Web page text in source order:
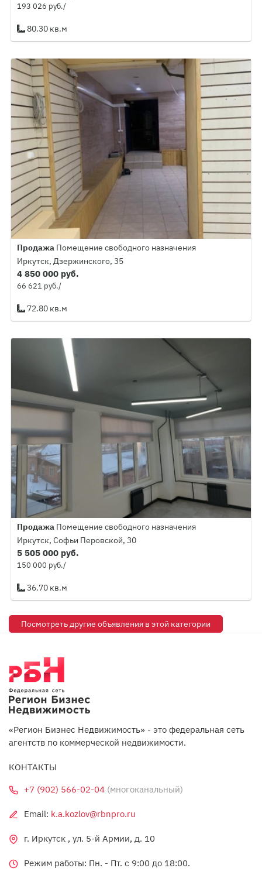
193 026 руб./
80.30 кв.м
Продажа Помещение свободного назначения
Иркутск, Дзержинского, 35
4 850 000 руб.
66 621 руб./
72.80 кв.м
Продажа Помещение свободного назначения
Иркутск, Софьи Перовской, 30
5 505 000 руб.
150 000 руб./
36.70 кв.м
Посмотреть другие объявления в этой категории
«Регион Бизнес Недвижимость» - это федеральная сеть
агентств по коммерческой недвижимости.
КОНТАКТЫ
+7 (902) 566-02-04 (многоканальный)
Email: k.a.kozlov@rbnpro.ru
г. Иркутск , ул. 5-й Армии, д. 10
Режим работы: Пн. - Пт. c 9:00 до 18:00.